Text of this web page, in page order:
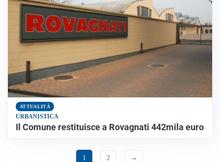
ATTUALITÀ
URBANISTICA
Il Comune restituisce a Rovagnati 442mila euro
1 2 →